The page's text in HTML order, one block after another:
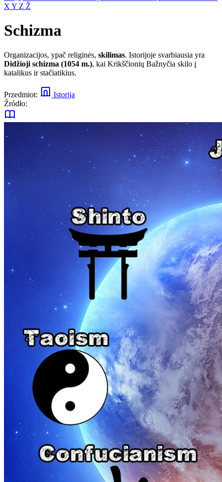
X Y Z Ž
Schizma
Organizacijos, ypač religinės, skilimas. Istorijoje svarbiausia yra
Didžioji schizma (1054 m.), kai Krikščionių Bažnyčia skilo į
katalikus ir stačiatikius.
Przedmiot:
Istorija
Źródło: